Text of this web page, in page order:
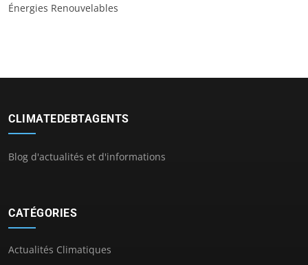
Énergies Renouvelables
CLIMATEDEBTAGENTS
Blog d'actualités et d'informations
CATÉGORIES
Actualités Climatiques